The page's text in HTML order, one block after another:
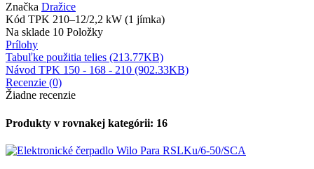
Značka Dražice
Kód TPK 210–12/2,2 kW (1 jímka)
Na sklade 10 Položky
Prílohy
Tabuľke použitia telies (213.77KB)
Návod TPK 150 - 168 - 210 (902.33KB)
Recenzie (0)
Žiadne recenzie
Produkty v rovnakej kategórii: 16